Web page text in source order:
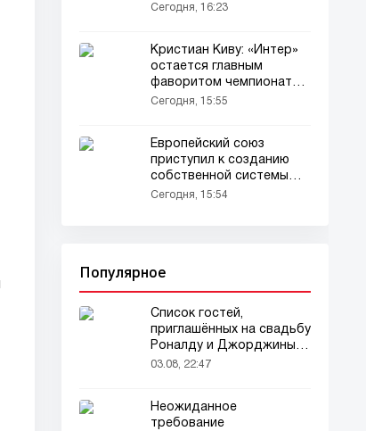
спутников
Сегодня, 16:23
Кристиан Киву: «Интер»
остается главным
фаворитом чемпионата
Италии
Сегодня, 15:55
Европейский союз
приступил к созданию
собственной системы
Starlink
Сегодня, 15:54
Популярное
Список гостей,
приглашённых на свадьбу
Роналду и Джорджины,
вызвал ажиотаж
03.08, 22:47
Неожиданное
требование